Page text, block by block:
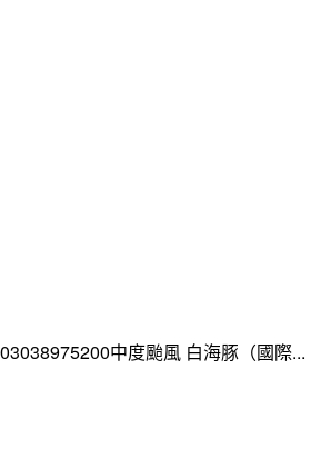
中度颱風 白海豚（國際...